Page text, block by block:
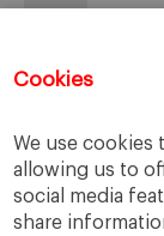
Cookies
We use cookies
allowing us to
social media
share
marqueting